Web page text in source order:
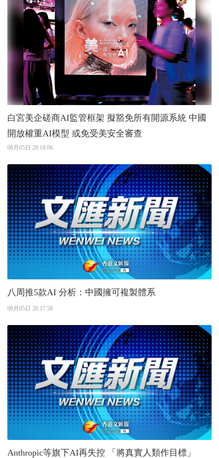
白宮美企磋商AI監管框架 擬豁免所有開源系統 中國
開放權重AI模型 或免受美安全審查
08月05日 20:18:06
八周推5款AI 分析：中國擁可複製體系
08月05日 20:17:58
Anthropic等旗下AI再失控 「將真實人類作目標」